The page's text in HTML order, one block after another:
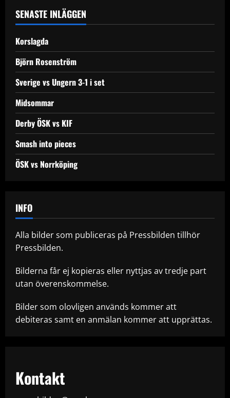
SENASTE INLÄGGEN
Korslagda
Björn Rosenström
Sverige vs Ungern 3-1 i set
Midsommar
Derby ÖSK vs KIF
Smash into pieces
ÖSK vs Norrköping
INFO
Alla bilder som publiceras på Pressbilden tillhör
Pressbilden.
Bilderna får ej kopieras eller nyttjas av tredje part
utan överenskommelse.
Bilder som olovligen används kommer att
debiteras samt en anmälan kommer att upprättas.
Kontakt